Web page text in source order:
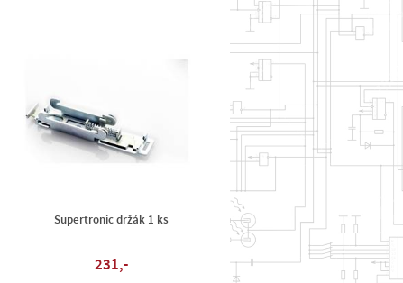
Supertronic držák 1 ks
231,-